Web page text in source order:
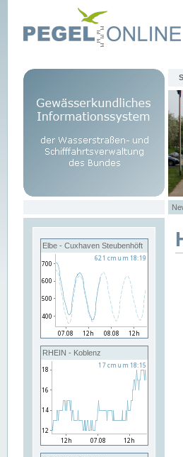
Elbe - Cuxhaven Steubenhöft
RHEIN - Koblenz